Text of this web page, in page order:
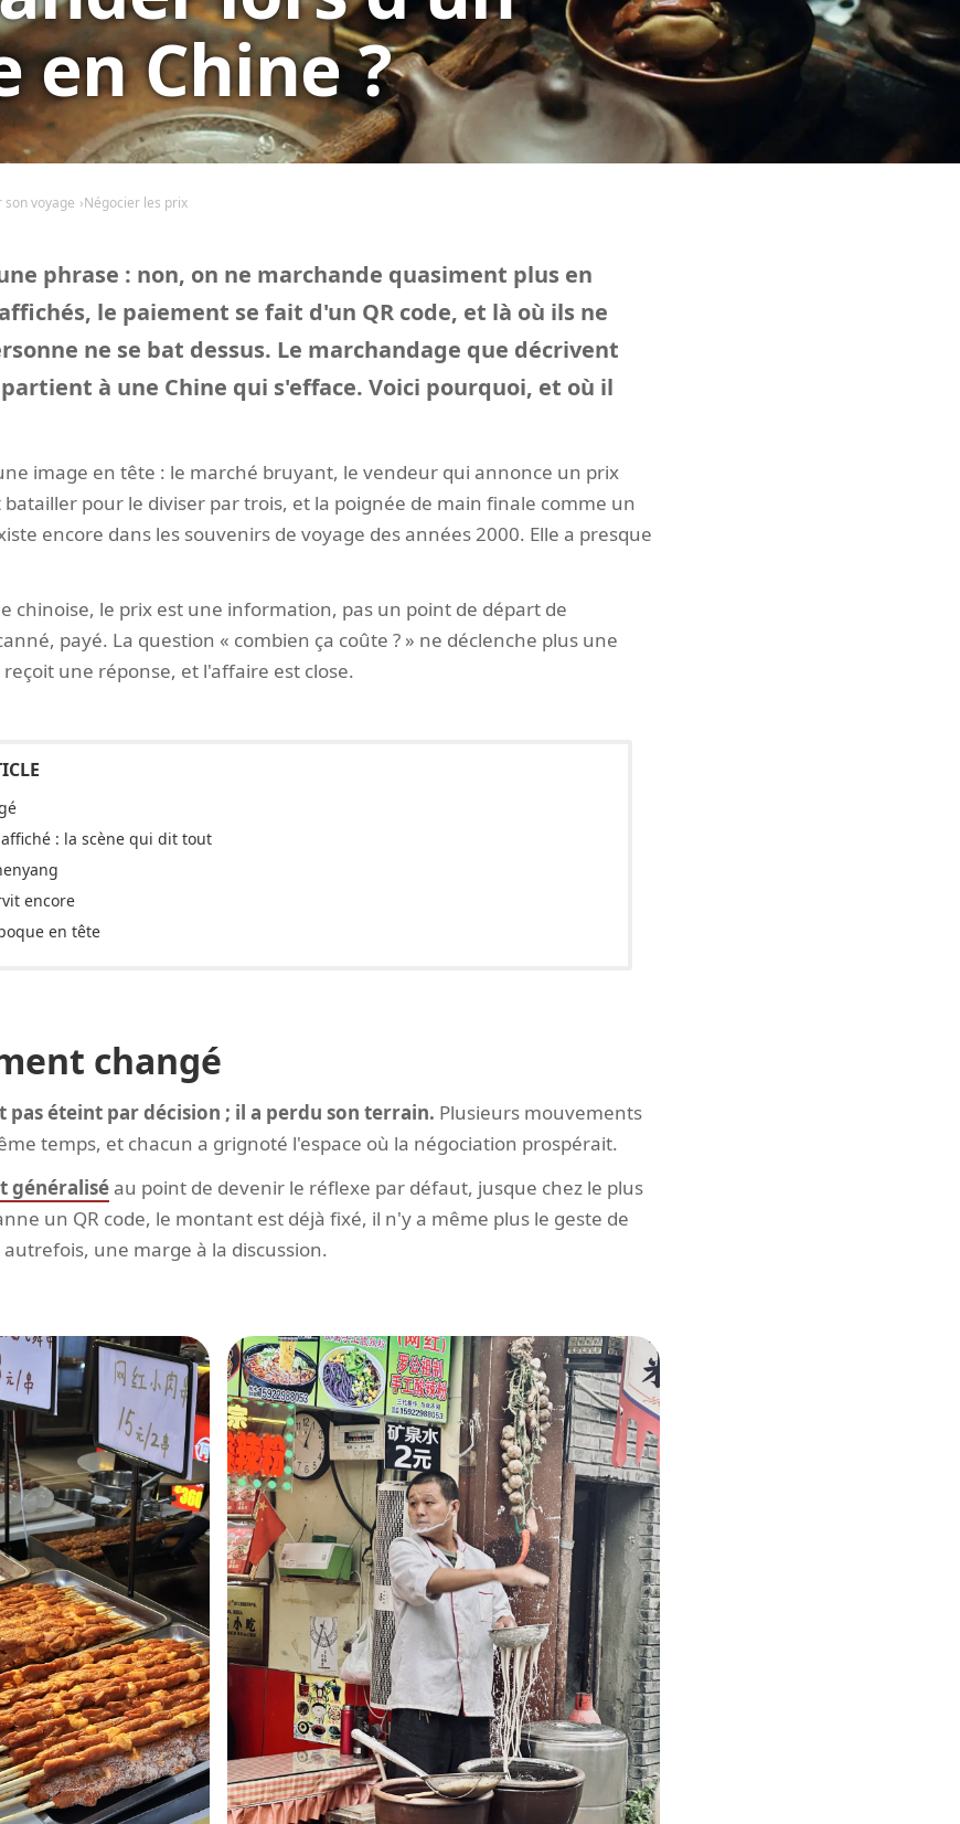
en Chine ?
son voyage Négocier les prix
phrase : non, on ne marchande quasiment plus en
le paiement se fait d'un QR code, et là où ils ne
ne se bat dessus. Le marchandage que décrivent
à une Chine qui s'efface. Voici pourquoi, et où il
image en tête : le marché bruyant, le vendeur qui annonce un prix
pour le diviser par trois, et la poignée de main finale comme un
encore dans les souvenirs de voyage des années 2000. Elle a presque
chinoise, le prix est une information, pas un point de départ de
payé. La question « combien ça coûte ? » ne déclenche plus une
une réponse, et l'affaire est close.
: la scène qui dit tout
encore
en tête
changé
pas éteint par décision ; il a perdu son terrain. Plusieurs mouvements
temps, et chacun a grignoté l'espace où la négociation prospérait.
généraliséau point de devenir le réflexe par défaut, jusque chez le plus
un QR code, le montant est déjà fixé, il n'y a même plus le geste de
une marge à la discussion.